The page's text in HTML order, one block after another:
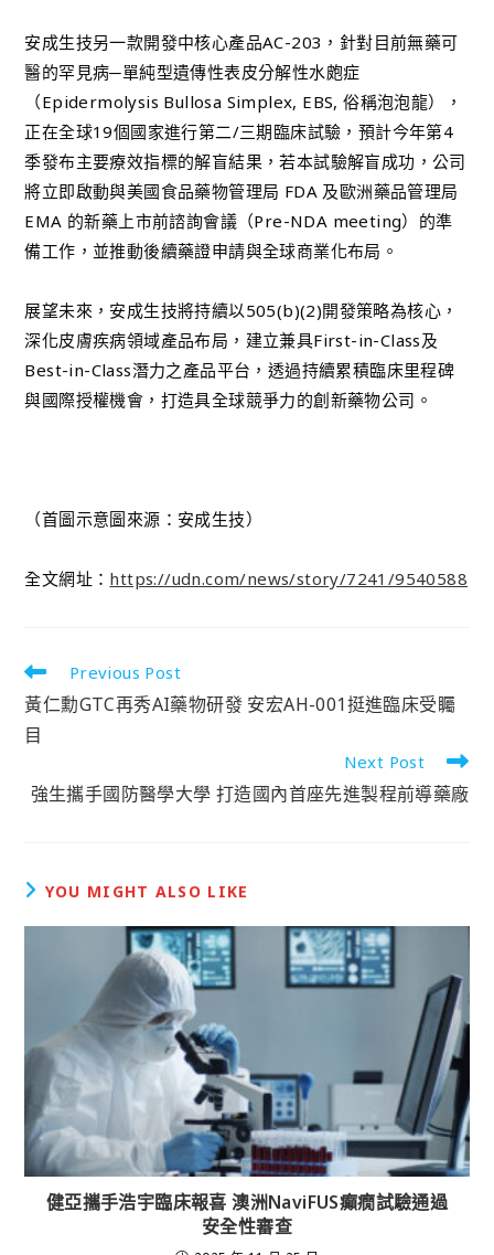
安成生技另一款開發中核心產品AC-203，針對目前無藥可
醫的罕見病─單純型遺傳性表皮分解性水皰症
（Epidermolysis Bullosa Simplex, EBS, 俗稱泡泡龍），
正在全球19個國家進行第二/三期臨床試驗，預計今年第4
季發布主要療效指標的解盲結果，若本試驗解盲成功，公司
將立即啟動與美國食品藥物管理局 FDA 及歐洲藥品管理局
EMA 的新藥上市前諮詢會議（Pre-NDA meeting）的準
備工作，並推動後續藥證申請與全球商業化布局。
展望未來，安成生技將持續以505(b)(2)開發策略為核心，
深化皮膚疾病領域產品布局，建立兼具First-in-Class及
Best-in-Class潛力之產品平台，透過持續累積臨床里程碑
與國際授權機會，打造具全球競爭力的創新藥物公司。
（首圖示意圖來源：安成生技）
全文網址： https://udn.com/news/story/7241/9540588
Previous Post
黃仁勳GTC再秀AI藥物研發 安宏AH-001挺進臨床受矚
目
Next Post
強生攜手國防醫學大學 打造國內首座先進製程前導藥廠
YOU MIGHT ALSO LIKE
健亞攜手浩宇臨床報喜 澳洲NaviFUS癲癇試驗通過
安全性審查